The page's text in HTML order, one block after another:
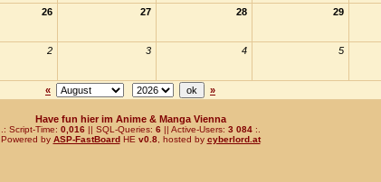
26 27 28 29
2 3 4 5
«
»
Have fun hier im Anime & Manga Vienna
.: Script-Time: 0,016|| SQL-Queries: 6|| Active-Users: 3 084:.
Powered by ASP-FastBoardHE v0.8, hosted by cyberlord.at